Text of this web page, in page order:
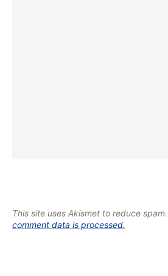
This site uses Akismet to reduce spam.
comment data is processed.